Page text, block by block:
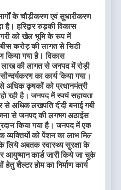
के चौड़ीकरण एवं सुधारीकरण
है। हरिद्वार रुड़की विकास
को खेल भूमि के रूप में
करोड़ की लागत से सिटी
किया गया है। विकास
लाख की लागत से जनपद में रोड़ी
का कार्य किया गया।
अधिक कृषकों को प्रधानमंत्री
हो रही है। जनपद में स्वयं सहायता
अधिक लखपति दीदी बनाई गयी
से जनपद की लगभग अठाईस
किया गया है। जनपद में एक
को पेंशन का लाभ मिल
लिये अबतक स्वास्थ्य सुरक्षा के
कार्ड जारी किये जा चुके
हेतु शैल्टर होम का निर्माण कार्य